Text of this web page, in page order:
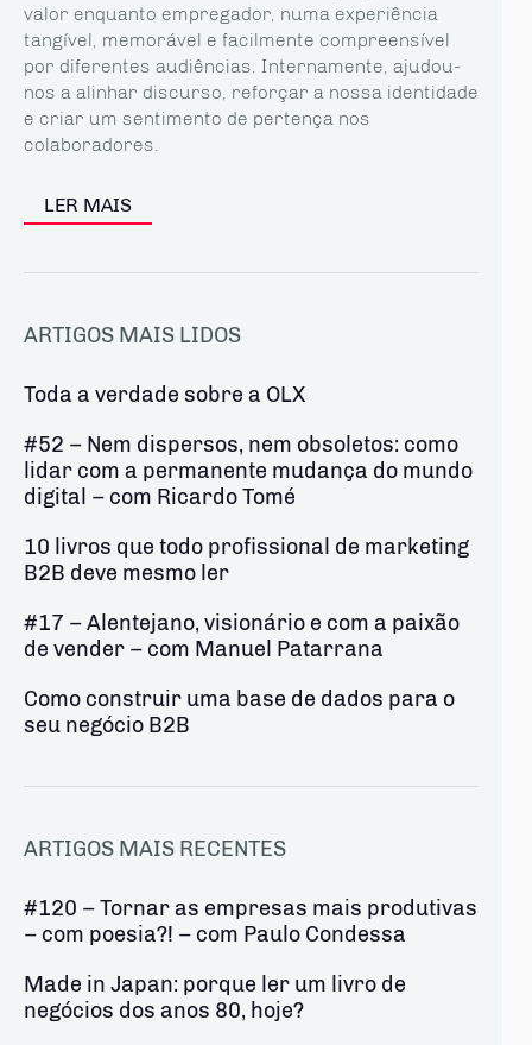
valor enquanto empregador, numa experiência
tangível, memorável e facilmente compreensível
por diferentes audiências. Internamente, ajudou-
nos a alinhar discurso, reforçar a nossa identidade
e criar um sentimento de pertença nos
colaboradores.
LER MAIS
ARTIGOS MAIS LIDOS
Toda a verdade sobre a OLX
#52 – Nem dispersos, nem obsoletos: como
lidar com a permanente mudança do mundo
digital – com Ricardo Tomé
10 livros que todo profissional de marketing
B2B deve mesmo ler
#17 – Alentejano, visionário e com a paixão
de vender – com Manuel Patarrana
Como construir uma base de dados para o
seu negócio B2B
ARTIGOS MAIS RECENTES
#120 – Tornar as empresas mais produtivas
– com poesia?! – com Paulo Condessa
Made in Japan: porque ler um livro de
negócios dos anos 80, hoje?